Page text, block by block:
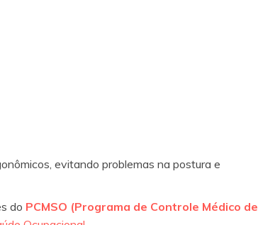
evitando problemas na postura e
do PCMSO (Programa de Controle Médico de